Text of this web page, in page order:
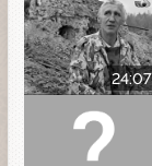
24:07